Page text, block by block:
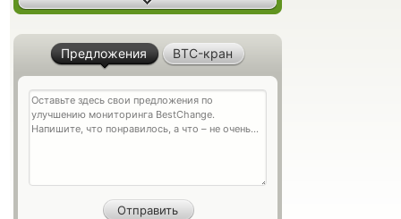
Предложения BTC-кран